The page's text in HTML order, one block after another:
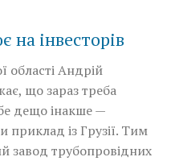
на інвесторів
області Андрій
що зараз треба
дещо інакше —
приклад із Грузії. Тим
завод трубопровідних